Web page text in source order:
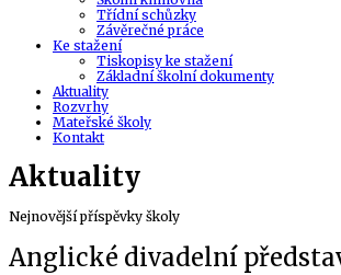
Třídní schůzky
Závěrečné práce
Ke stažení
Tiskopisy ke stažení
Základní školní dokumenty
Aktuality
Rozvrhy
Mateřské školy
Kontakt
Aktuality
Nejnovější příspěvky školy
Anglické divadelní